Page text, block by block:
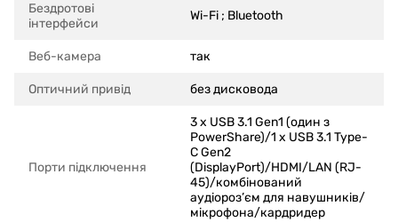
Бездротові
інтерфейси
Wi-Fi ; Bluetooth
Веб-камера так
Оптичний привід без дисковода
Порти підключення
3 x USB 3.1 Gen1 (один з
PowerShare)/1 x USB 3.1 Type-
C Gen2
(DisplayPort)/HDMI/LAN (RJ-
45)/комбінований
аудіороз’єм для навушників/
мікрофона/кардридер